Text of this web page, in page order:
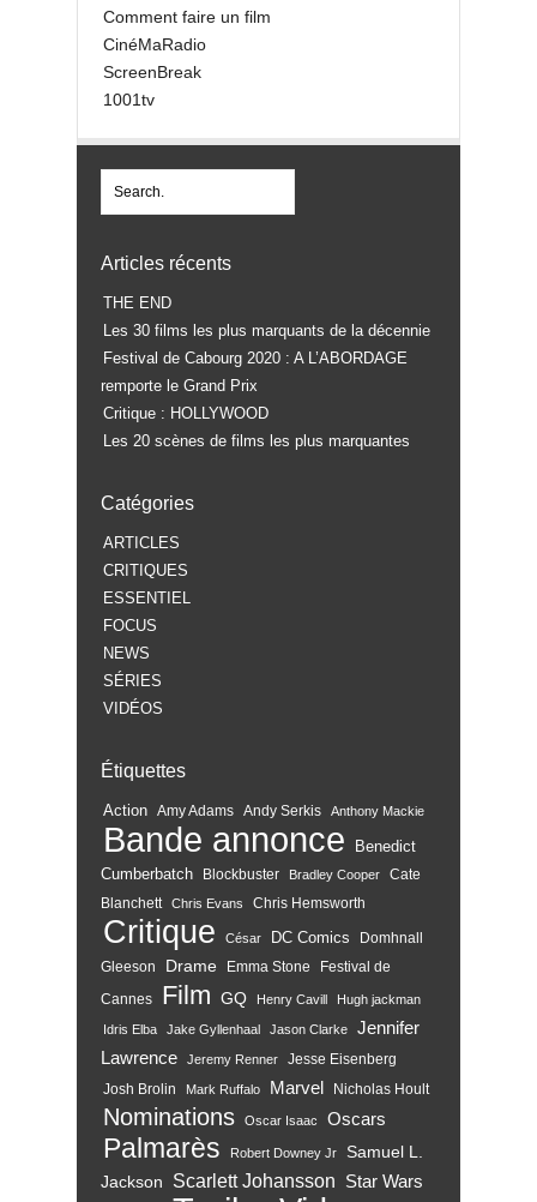
Comment faire un film
CinéMaRadio
ScreenBreak
1001tv
Articles récents
THE END
Les 30 films les plus marquants de la décennie
Festival de Cabourg 2020 : A L’ABORDAGE
remporte le Grand Prix
Critique : HOLLYWOOD
Les 20 scènes de films les plus marquantes
Catégories
ARTICLES
CRITIQUES
ESSENTIEL
FOCUS
NEWS
SÉRIES
VIDÉOS
Étiquettes
Action Amy Adams Andy Serkis Anthony Mackie
Bande annonce
Benedict
Cumberbatch
Blockbuster Bradley Cooper
Cate
Blanchett
Chris Evans Chris Hemsworth
Critique César DC Comics
Domhnall
Gleeson
Drame Emma Stone
Festival de
Cannes
Film GQ Henry Cavill Hugh jackman
Idris Elba Jake Gyllenhaal Jason Clarke
Jennifer
Lawrence
Jeremy Renner
Jesse Eisenberg
Josh Brolin
Mark Ruffalo Marvel Nicholas Hoult
Nominations Oscar Isaac Oscars
Palmarès Robert Downey Jr
Samuel L.
Jackson
Scarlett Johansson Star Wars